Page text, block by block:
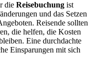
die Reisebuchung ist
und das Setzen
Reisende sollten
die helfen, die Kosten
Eine durchdachte
Einsparungen mit sich